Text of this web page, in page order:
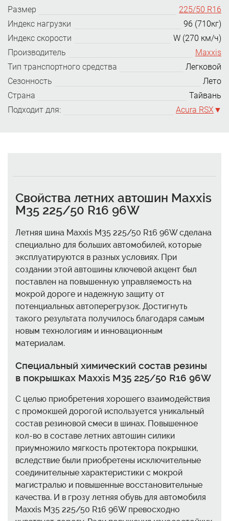
Размер
225/50 R16
Индекс нагрузки
96 (710кг)
Индекс скорости
W (270 км/ч)
Производитель
Maxxis
Тип транспортного средства
Легковой
Сезонность
Лето
Страна
Тайвань
Подходит для:
Acura RSX
Свойства летних автошин Maxxis
M35 225/50 R16 96W
Летняя шина Maxxis M35 225/50 R16 96W сделана
специально для больших автомобилей, которые
эксплуатируются в разных условиях. При
создании этой автошины ключевой акцент был
поставлен на повышенную управляемость на
мокрой дороге и надежную защиту от
потенциальных автоперегрузок. Достигнуть
такого результата получилось благодаря самым
новым технологиям и инновационным
материалам.
Специальный химический состав резины
в покрышках Maxxis M35 225/50 R16 96W
С целью приобретения хорошего взаимодействия
с промокшей дорогой используется уникальный
состав резиновой смеси в шинах. Повышенное
кол-во в составе летних автошин силики
приумножило мягкость протектора покрышки,
вследствие были приобретены исключительные
соединительные характеристики с мокрой
магистралью и повышенные восстановительные
качества. И в грозу летняя обувь для автомобиля
Maxxis M35 225/50 R16 96W превосходно